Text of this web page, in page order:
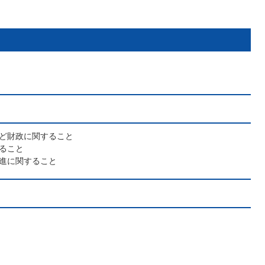
財政に関すること
こと
に関すること